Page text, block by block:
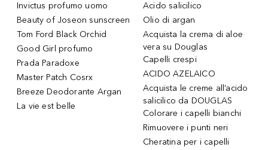
Invictus profumo uomo
Beauty of Joseon sunscreen
Tom Ford Black Orchid
Good Girl profumo
Prada Paradoxe
Master Patch Cosrx
Breeze Deodorante Argan
La vie est belle
Acido salicilico
Olio di argan
Acquista la crema di aloe
vera su Douglas
Capelli crespi
ACIDO AZELAICO
Acquista le creme all’acido
salicilico da DOUGLAS
Colorare i capelli bianchi
Rimuovere i punti neri
Cheratina per i capelli